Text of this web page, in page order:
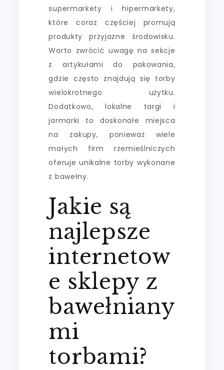
supermarkety i hipermarkety,
które coraz częściej promują
produkty przyjazne środowisku.
Warto zwrócić uwagę na sekcje
z artykułami do pakowania,
gdzie często znajdują się torby
wielokrotnego użytku.
Dodatkowo, lokalne targi i
jarmarki to doskonałe miejsca
na zakupy, ponieważ wiele
małych firm rzemieślniczych
oferuje unikalne torby wykonane
z bawełny.
Jakie są
najlepsze
internetow
e sklepy z
bawełniany
mi
torbami?